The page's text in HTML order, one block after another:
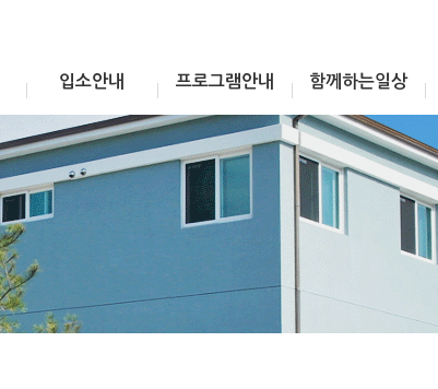
입소안내 프로그램안내 함께하는일상